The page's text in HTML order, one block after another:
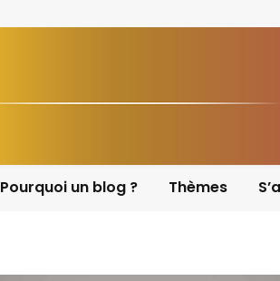
Pourquoi un blog ? Thèmes